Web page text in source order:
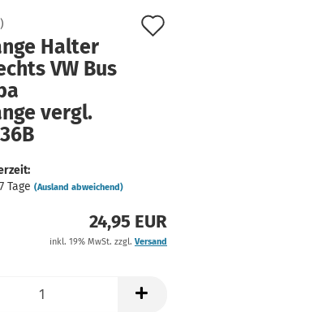
)
Halter
VW Bus
vergl.
Tage (Ausland abweichend)
24,95 EUR
inkl. 19% MwSt. zzgl. Versand